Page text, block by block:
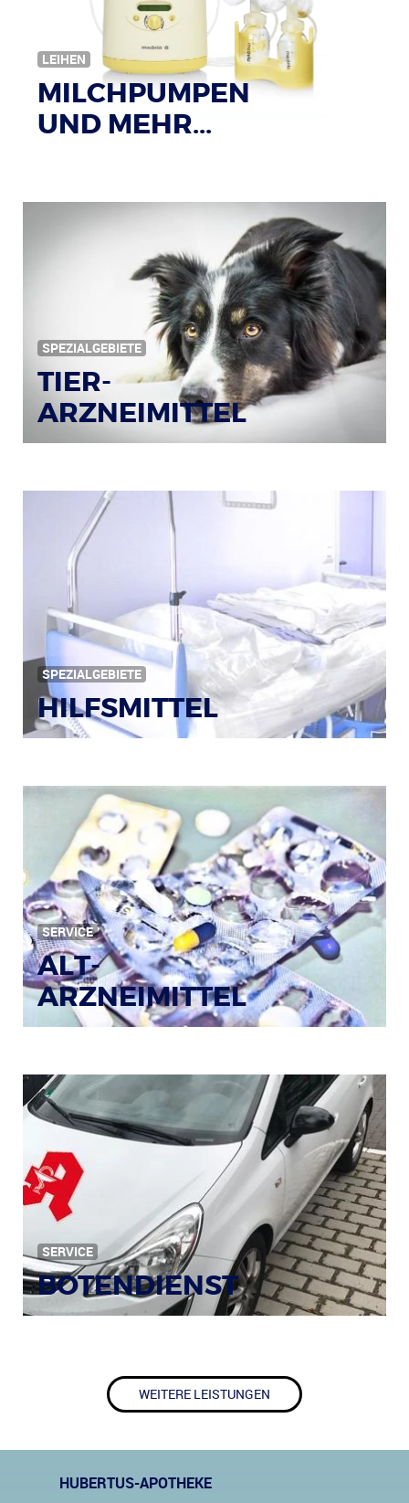
LEIHEN
MILCHPUMPEN
UND MEHR...
SPEZIALGEBIETE
TIER-
ARZNEIMITTEL
SPEZIALGEBIETE
HILFSMITTEL
Bild: © Rainer Sturm / pixelio.de
SERVICE
ALT-
ARZNEIMITTEL
SERVICE
BOTENDIENST
WEITERE LEISTUNGEN
HUBERTUS-APOTHEKE